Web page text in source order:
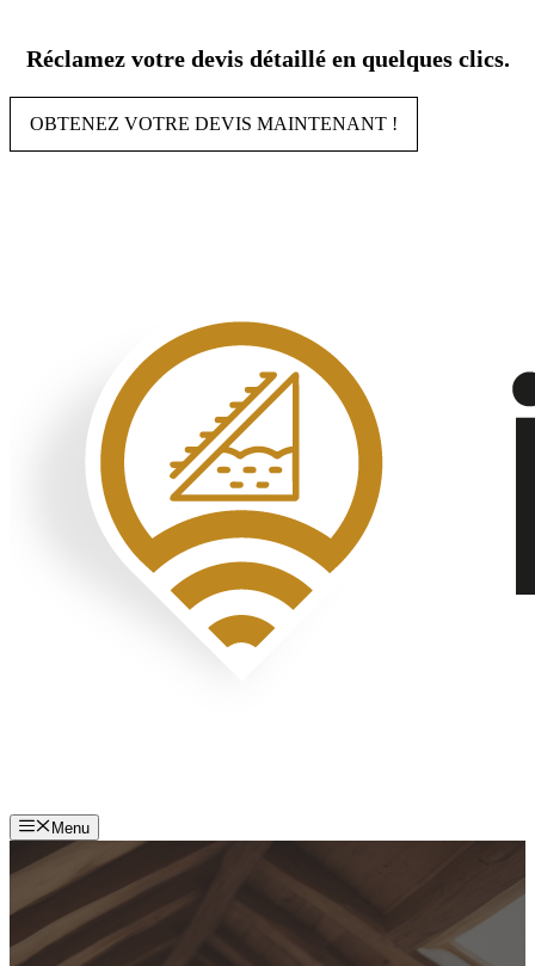
contenu
Réclamez votre devis détaillé en quelques clics.
OBTENEZ VOTRE DEVIS MAINTENANT !
Menu